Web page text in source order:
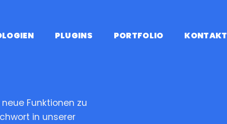
PLUGINS PORTFOLIO KONTAKT
Funktionen zu
in unserer